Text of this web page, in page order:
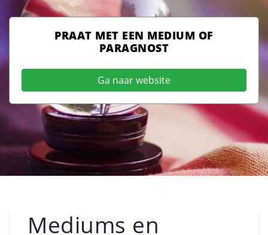
PRAAT MET EEN MEDIUM OF
PARAGNOST
Ga naar website
Mediums en